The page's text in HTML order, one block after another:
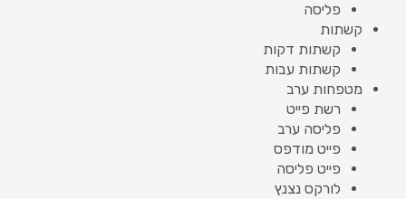
פליסה
קשתות
קשתות דקות
קשתות עבות
מטפחות ערב
רשת פייט
פליסה ערב
פייט מודפס
פייט פליסה
לורקס נצנץ